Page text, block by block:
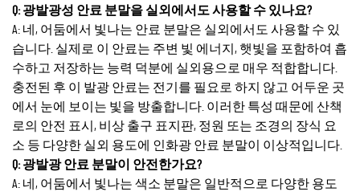
Q: 광발광성 안료 분말을 실외에서도 사용할 수 있나요?
A: 네, 어둠에서 빛나는 안료 분말은 실외에서도 사용할 수 있
습니다. 실제로 이 안료는 주변 빛 에너지, 햇빛을 포함하여 흡
수하고 저장하는 능력 덕분에 실외용으로 매우 적합합니다.
충전된 후 이 발광 안료는 전기를 필요로 하지 않고 어두운 곳
에서 눈에 보이는 빛을 방출합니다. 이러한 특성 때문에 산책
로의 안전 표시, 비상 출구 표지판, 정원 또는 조경의 장식 요
소 등 다양한 실외 용도에 인화광 안료 분말이 이상적입니다.
Q: 광발광 안료 분말이 안전한가요?
A: 네, 어둠에서 빛나는 색소 분말은 일반적으로 다양한 용도